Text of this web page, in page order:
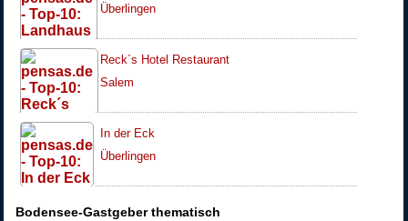
Überlingen
Reck´s Hotel Restaurant
Salem
In der Eck
Überlingen
Bodensee-Gastgeber thematisch